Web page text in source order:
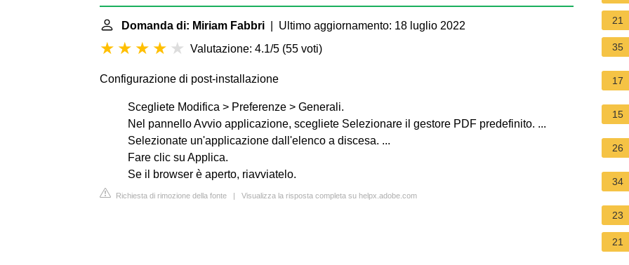
Domanda di: Miriam Fabbri | Ultimo aggiornamento: 18 luglio 2022
Valutazione: 4.1/5 (55 voti)
Configurazione di post-installazione
Scegliete Modifica > Preferenze > Generali.
Nel pannello Avvio applicazione, scegliete Selezionare il gestore PDF predefinito. ...
Selezionate un'applicazione dall'elenco a discesa. ...
Fare clic su Applica.
Se il browser è aperto, riavviatelo.
Richiesta di rimozione della fonte | Visualizza la risposta completa su helpx.adobe.com
21
35
17
15
26
34
23
21